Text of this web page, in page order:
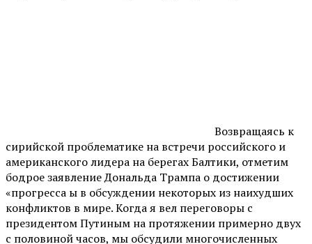
Возвращаясь к
сирийской проблематике на встречи российского и
американского лидера на берегах Балтики, отметим
бодрое заявление Дональда Трампа о достижении
«прогресса ы в обсуждении некоторых из наихудших
конфликтов в мире. Когда я вел переговоры с
президентом Путиным на протяжении примерно двух
с половиной часов, мы обсудили многочисленных